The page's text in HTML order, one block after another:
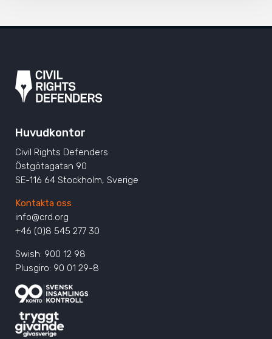
Huvudkontor
Civil Rights Defenders
Östgötagatan 90
SE-116 64 Stockholm, Sverige
Kontakta oss
info@crd.org
+46 (0)8 545 277 30
Swish: 900 12 98
Plusgiro: 90 01 29-8